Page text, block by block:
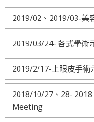
2019/02、2019/03-美
2019/03/24- 各式學術
2019/2/17-上眼皮手術
2018/10/27、28-
Meeting